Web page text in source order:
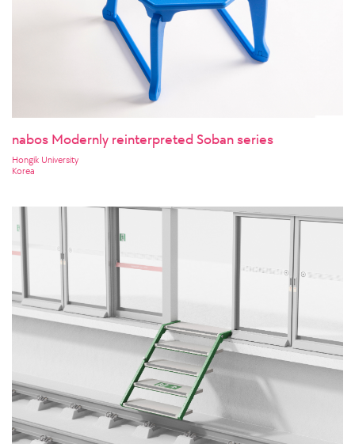
nabos Modernly reinterpreted Soban series
Hongik University
Korea